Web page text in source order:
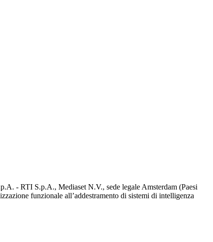
- RTI S.p.A., Mediaset N.V., sede legale Amsterdam (Paesi
funzionale all’addestramento di sistemi di intelligenza